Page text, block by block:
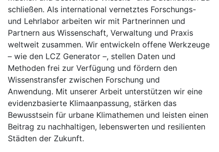
schließen. Als international vernetztes Forschungs-
und Lehrlabor arbeiten wir mit Partnerinnen und
Partnern aus Wissenschaft, Verwaltung und Praxis
weltweit zusammen. Wir entwickeln offene Werkzeuge
– wie den LCZ Generator –, stellen Daten und
Methoden frei zur Verfügung und fördern den
Wissenstransfer zwischen Forschung und
Anwendung. Mit unserer Arbeit unterstützen wir eine
evidenzbasierte Klimaanpassung, stärken das
Bewusstsein für urbane Klimathemen und leisten einen
Beitrag zu nachhaltigen, lebenswerten und resilienten
Städten der Zukunft.